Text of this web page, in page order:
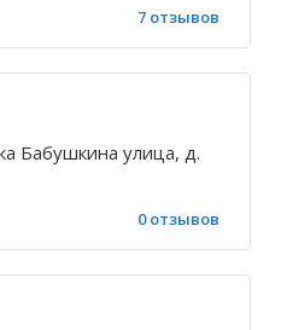
7 отзывов
Бабушкина улица, д.
0 отзывов